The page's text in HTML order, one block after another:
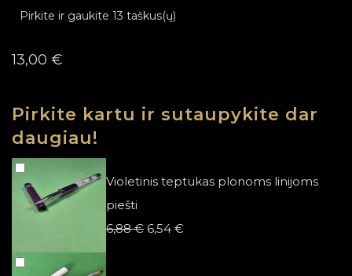
Pirkite ir gaukite 13 taškus(ų)
13,00 €
Pirkite kartu ir sutaupykite dar
daugiau!
Violetinis teptukas plonoms linijoms
piešti
6,88€ Original
6,54 €